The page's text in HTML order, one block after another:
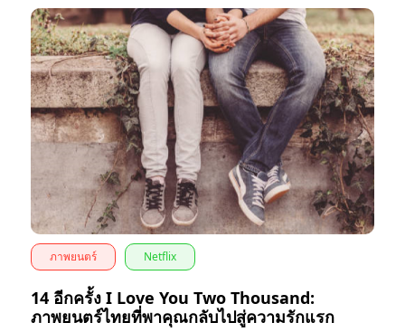
ภาพยนตร์ Netflix
14 อีกครั้ง I Love You Two Thousand:
ภาพยนตร์ไทยที่พาคุณกลับไปสู่ความรักแรก